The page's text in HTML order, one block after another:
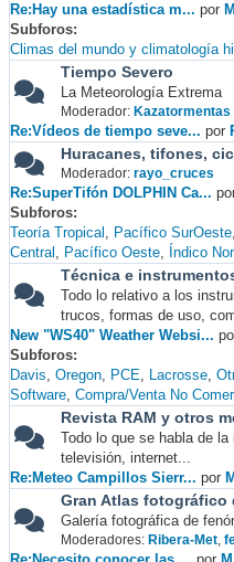
Re:Hay una estadística m... por
Subforos
Climas del mundo y climatología
Tiempo Severo
La Meteorología Extrema
Moderador: Kazatormentas
Re:Vídeos de tiempo seve... por
Huracanes, tifones,
Moderador: rayo_cruces
Re:SuperTifón DOLPHIN Ca...
Subforos
Teoría Tropical
Pacífico SurOeste
Central
Pacífico Oeste Índico
Técnica e
Todo lo relativo a los
trucos, formas de uso,
New "WS40" Weather Websi...
Subforos
Davis Oregon PCE Lacrosse
Software Compra/Venta No
Revista RAM y otros
Todo lo que se habla de
televisión, internet...
Re:Meteo Campillos Sierr... por
Gran Atlas fotográfico
Galería fotográfica de
Moderadores: Ribera-Met,